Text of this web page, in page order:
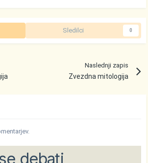
Sledilci 0
Naslednji zapis
Zvezdna mitologija
debati